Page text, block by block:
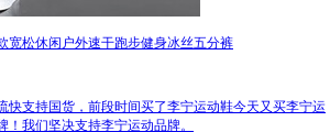
宽松休闲户外速干跑步健身冰丝五分裤
快支持国货，前段时间买了李宁运动鞋今天又买李宁运
我们坚决支持李宁运动品牌。